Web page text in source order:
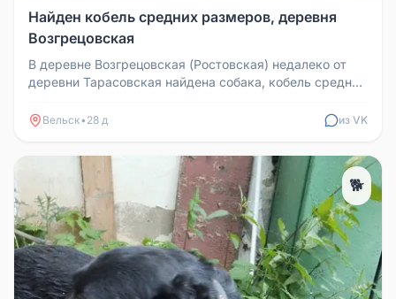
Найден кобель средних размеров, деревня
Возгрецовская
В деревне Возгрецовская (Ростовская) недалеко от
деревни Тарасовская найдена собака, кобель средних
Вельск• 28 д из VK
🐕